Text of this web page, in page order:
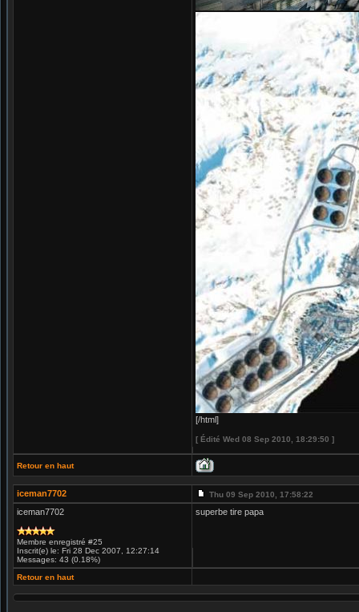
[/html]
[ Édité Wed 08 Sep 2010, 18:29:50 ]
Retour en haut
iceman7702 Thu 09 Sep 2010, 17:58:22
iceman7702
Membre enregistré #25
Inscrit(e) le: Fri 28 Dec 2007, 12:27:14
Messages: 43 (0.18%)
superbe tire papa
Retour en haut